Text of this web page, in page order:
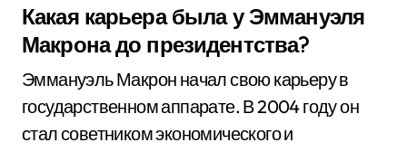
Какая карьера была у Эммануэля
Макрона до президентства?
Эммануэль Макрон начал свою карьеру в
государственном аппарате. В 2004 году он
стал советником экономического и